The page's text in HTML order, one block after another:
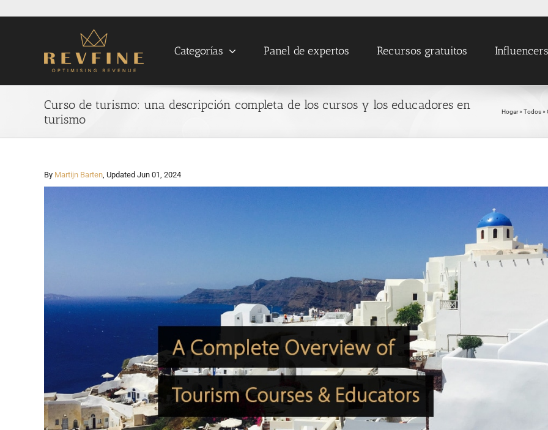
Categorías Panel de expertos Recursos gratuitos Influencers
Curso de turismo: una descripción completa de los cursos y los educadores en
turismo
Hogar» Todos»
By Martijn Barten, Updated Jun 01, 2024